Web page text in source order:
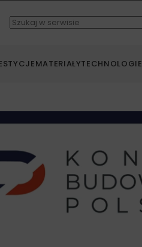
MATERIAŁYTECHNOLOGIE